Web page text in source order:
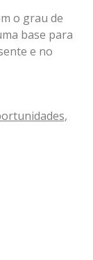
o grau de
base para
e no
,